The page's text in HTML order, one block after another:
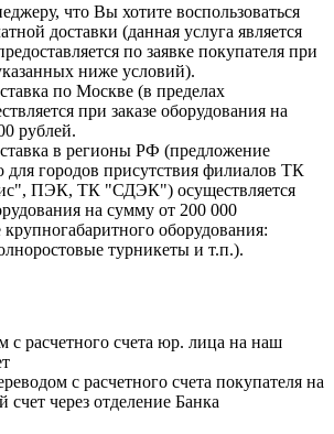
что Вы хотите воспользоваться
доставки (данная услуга является
по заявке покупателя при
ниже условий).
по Москве (в пределах
при заказе оборудования на
рублей.
в регионы РФ (предложение
для городов присутствия филиалов ТК
ПЭК, ТК "СДЭК") осуществляется
на сумму от 200 000
оборудования:
турникеты и т.п.).
с расчетного счета юр. лица на наш
с расчетного счета покупателя на
счет через отделение Банка